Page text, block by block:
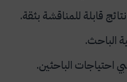
قابلة للمناقشة بثقة.
الباحث.
احتياجات الباحثين.